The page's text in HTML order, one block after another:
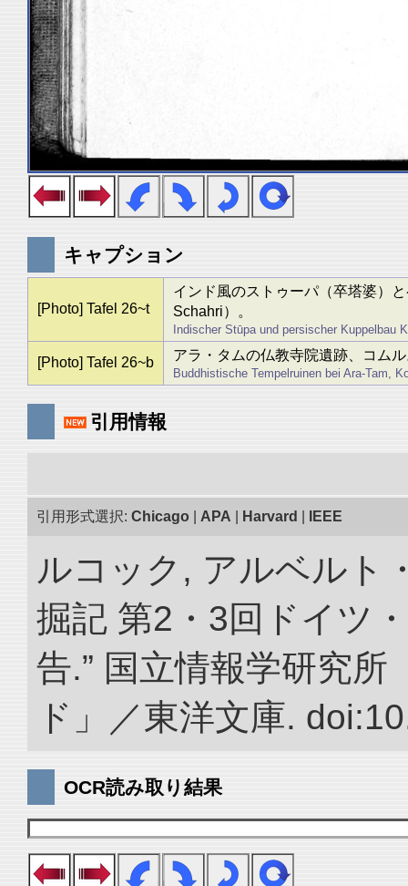
キャプション
[Photo] Tafel 26~t
インド風のストゥーパ（卒塔婆）
Schahri）。
Indischer Stūpa und persischer Kuppelbau
[Photo] Tafel 26~b アラ・タムの仏教寺院遺跡、コム
Buddhistische Tempelruinen bei Ara-Tam,
引用情報
引用形式選択: Chicago APA Harvard IEEE
ルコック, アルベルト
掘記 第2・3回ドイツ
告.” 国立情報学研究
ド」／東洋文庫.
OCR読み取り結果